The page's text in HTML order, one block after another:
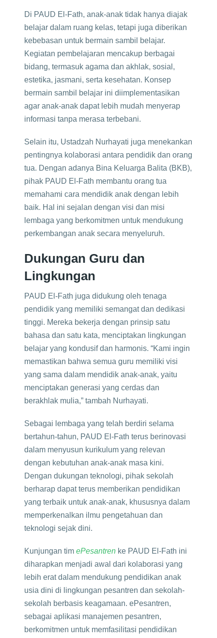
Di PAUD El-Fath, anak-anak tidak hanya diajak
belajar dalam ruang kelas, tetapi juga diberikan
kebebasan untuk bermain sambil belajar.
Kegiatan pembelajaran mencakup berbagai
bidang, termasuk agama dan akhlak, sosial,
estetika, jasmani, serta kesehatan. Konsep
bermain sambil belajar ini diimplementasikan
agar anak-anak dapat lebih mudah menyerap
informasi tanpa merasa terbebani.
Selain itu, Ustadzah Nurhayati juga menekankan
pentingnya kolaborasi antara pendidik dan orang
tua. Dengan adanya Bina Keluarga Balita (BKB),
pihak PAUD El-Fath membantu orang tua
memahami cara mendidik anak dengan lebih
baik. Hal ini sejalan dengan visi dan misi
lembaga yang berkomitmen untuk mendukung
perkembangan anak secara menyeluruh.
Dukungan Guru dan
Lingkungan
PAUD El-Fath juga didukung oleh tenaga
pendidik yang memiliki semangat dan dedikasi
tinggi. Mereka bekerja dengan prinsip satu
bahasa dan satu kata, menciptakan lingkungan
belajar yang kondusif dan harmonis. “Kami ingin
memastikan bahwa semua guru memiliki visi
yang sama dalam mendidik anak-anak, yaitu
menciptakan generasi yang cerdas dan
berakhlak mulia,” tambah Nurhayati.
Sebagai lembaga yang telah berdiri selama
bertahun-tahun, PAUD El-Fath terus berinovasi
dalam menyusun kurikulum yang relevan
dengan kebutuhan anak-anak masa kini.
Dengan dukungan teknologi, pihak sekolah
berharap dapat terus memberikan pendidikan
yang terbaik untuk anak-anak, khususnya dalam
memperkenalkan ilmu pengetahuan dan
teknologi sejak dini.
Kunjungan tim ePesantren ke PAUD El-Fath ini
diharapkan menjadi awal dari kolaborasi yang
lebih erat dalam mendukung pendidikan anak
usia dini di lingkungan pesantren dan sekolah-
sekolah berbasis keagamaan. ePesantren,
sebagai aplikasi manajemen pesantren,
berkomitmen untuk memfasilitasi pendidikan